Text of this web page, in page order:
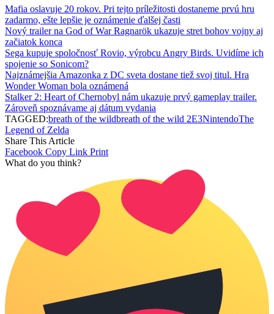
Mafia oslavuje 20 rokov. Pri tejto príležitosti dostaneme prvú hru
zadarmo, ešte lepšie je oznámenie ďalšej časti
Nový trailer na God of War Ragnarök ukazuje stret bohov vojny aj
začiatok konca
Sega kupuje spoločnosť Rovio, výrobcu Angry Birds. Uvidíme ich
spojenie so Sonicom?
Najznámejšia Amazonka z DC sveta dostane tiež svoj titul. Hra
Wonder Woman bola oznámená
Stalker 2: Heart of Chernobyl nám ukazuje prvý gameplay trailer.
Zároveň spoznávame aj dátum vydania
TAGGED:breath of the wildbreath of the wild 2E3NintendoThe
Legend of Zelda
Share This Article
Facebook Copy Link Print
What do you think?